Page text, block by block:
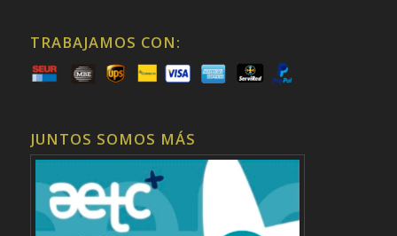
TRABAJAMOS CON:
JUNTOS SOMOS MÁS